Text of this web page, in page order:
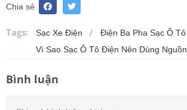
Chia sẻ
Tags: Sạc Xe Điện
Điện Ba Pha Sạc Ô
Vì Sao Sạc Ô Tô Điện Nên Dùng
Bình luận